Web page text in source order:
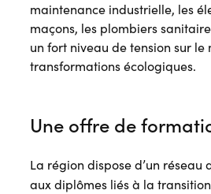
maintenance industrielle, les
maçons, les plombiers
un fort niveau de tension sur
transformations écologiques.
Une offre de
La région dispose d’un
aux diplômes liés à la